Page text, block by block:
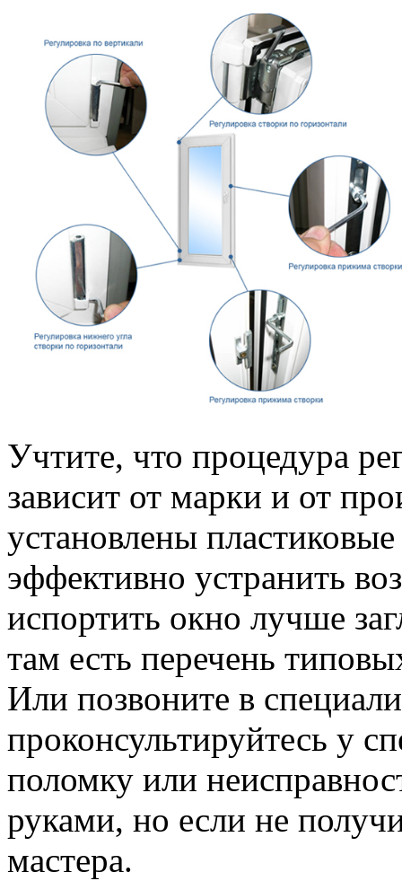
Учтите, что процедура
зависит от марки и от
установлены
эффективно устранить
испортить окно лучше
там есть перечень
Или позвоните в
проконсультируйтесь у
поломку или
руками, но если не
мастера.